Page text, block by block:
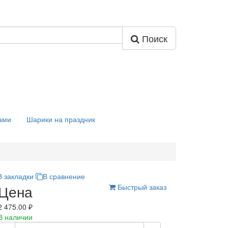
Поиск
Шарики на праздник
закладки В сравнение
475.00 ₽
наличии
Быстрый заказ